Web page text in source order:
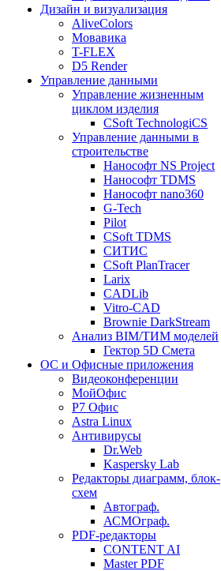
Дизайн и визуализация
AliveColors
Мовавика
T-FLEX
D5 Render
Управление данными
Управление жизненным
циклом изделия
CSoft TechnologiCS
Управление данными в
строительстве
Нанософт NS Project
Нанософт TDMS
Нанософт nano360
G-Tech
Pilot
CSoft TDMS
СИТИС
CSoft PlanTracer
Larix
CADLib
Vitro-CAD
Brownie DarkStream
Анализ BIM/ТИМ моделей
Гектор 5D Смета
ОС и Офисные приложения
Видеоконференции
МойОфис
P7 Офис
Astra Linux
Антивирусы
Dr.Web
Kaspersky Lab
Редакторы диаграмм, блок-
схем
Автограф.
АСМОграф.
PDF-редакторы
CONTENT AI
Master PDF